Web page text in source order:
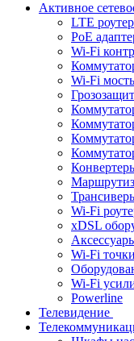
Активное
LTE
PoE
Wi-Fi
Wi-Fi
Wi-Fi
xDSL
Wi-Fi
Wi-Fi
Powerline
Телевидение